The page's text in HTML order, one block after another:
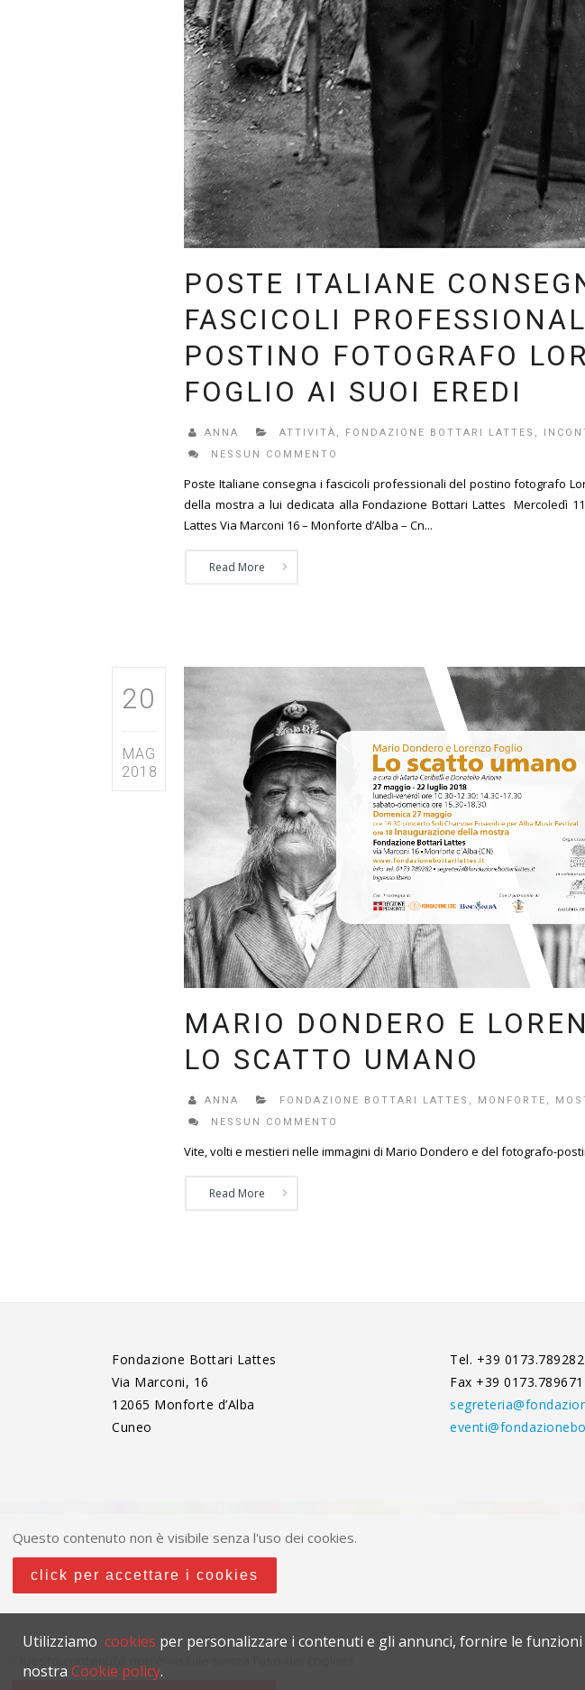
POSTE ITALIANE
FASCICOLI
POSTINO FOTOGRAFO
FOGLIO AI SUOI EREDI
ANNA ATTIVITÀ , FONDAZIONE BOTTARI LATTES ,
NESSUN COMMENTO
Poste Italiane consegna i fascicoli professionali del postino fotografo
della mostra a lui dedicata alla Fondazione Bottari Lattes Mercoledì
Lattes Via Marconi 16 – Monforte d’Alba – Cn...
Read More
20
MAG
2018
MARIO DONDERO E
LO SCATTO UMANO
ANNA FONDAZIONE BOTTARI LATTES , MONFORTE ,
NESSUN COMMENTO
Vite, volti e mestieri nelle immagini di Mario Dondero e del fotografo-
Read More
Fondazione Bottari Lattes
Via Marconi, 16
12065 Monforte d’Alba
Cuneo
Tel. +39 0173.789282
Fax +39 0173.789671
Questo contenuto non è visibile senza l'uso dei cookies.
click per accettare i cookies
Utilizziamo cookies per personalizzare i contenuti e gli annunci, fornire le
nostra Cookie policy.